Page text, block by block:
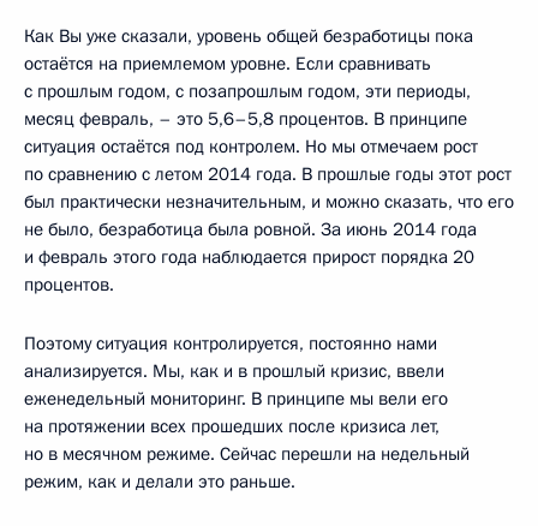
Как Вы уже сказали, уровень общей безработицы пока
остаётся на приемлемом уровне. Если сравнивать
с прошлым годом, с позапрошлым годом, эти периоды,
месяц февраль, – это 5,6–5,8 процентов. В принципе
ситуация остаётся под контролем. Но мы отмечаем рост
по сравнению с летом 2014 года. В прошлые годы этот рост
был практически незначительным, и можно сказать, что его
не было, безработица была ровной. За июнь 2014 года
и февраль этого года наблюдается прирост порядка 20
процентов.
Поэтому ситуация контролируется, постоянно нами
анализируется. Мы, как и в прошлый кризис, ввели
еженедельный мониторинг. В принципе мы вели его
на протяжении всех прошедших после кризиса лет,
но в месячном режиме. Сейчас перешли на недельный
режим, как и делали это раньше.